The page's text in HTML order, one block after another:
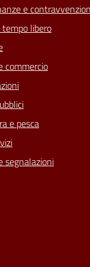
e
libero
commercio
e pesca
segnalazioni